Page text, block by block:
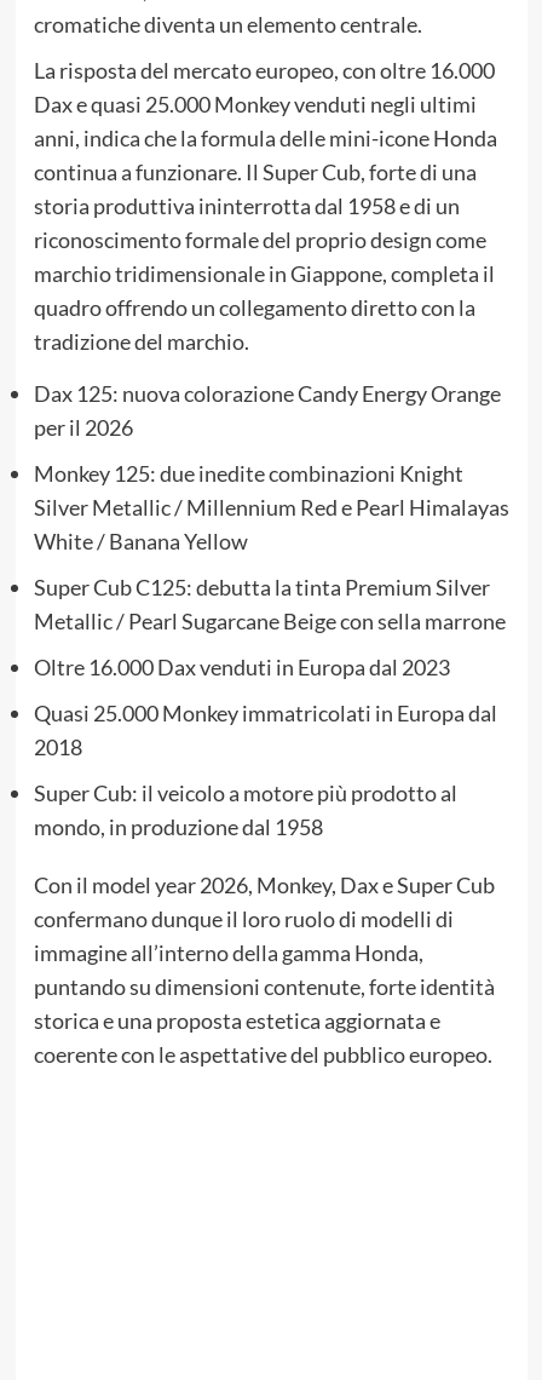
cromatiche diventa un elemento centrale.
La risposta del mercato europeo, con oltre 16.000
Dax e quasi 25.000 Monkey venduti negli ultimi
anni, indica che la formula delle mini-icone Honda
continua a funzionare. Il Super Cub, forte di una
storia produttiva ininterrotta dal 1958 e di un
riconoscimento formale del proprio design come
marchio tridimensionale in Giappone, completa il
quadro offrendo un collegamento diretto con la
tradizione del marchio.
Dax 125: nuova colorazione Candy Energy Orange
per il 2026
Monkey 125: due inedite combinazioni Knight
Silver Metallic / Millennium Red e Pearl Himalayas
White / Banana Yellow
Super Cub C125: debutta la tinta Premium Silver
Metallic / Pearl Sugarcane Beige con sella marrone
Oltre 16.000 Dax venduti in Europa dal 2023
Quasi 25.000 Monkey immatricolati in Europa dal
2018
Super Cub: il veicolo a motore più prodotto al
mondo, in produzione dal 1958
Con il model year 2026, Monkey, Dax e Super Cub
confermano dunque il loro ruolo di modelli di
immagine all’interno della gamma Honda,
puntando su dimensioni contenute, forte identità
storica e una proposta estetica aggiornata e
coerente con le aspettative del pubblico europeo.